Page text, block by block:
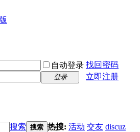
自动登录 找回密码
登录
立即注册
搜索 搜索 热搜: 活动 交友 discuz